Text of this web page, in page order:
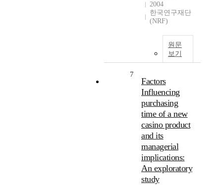
2004
한국연구재단
(NRF)
원문
보기
7
Factors
Influencing
purchasing
time of a new
casino product
and its
managerial
implications:
An exploratory
study